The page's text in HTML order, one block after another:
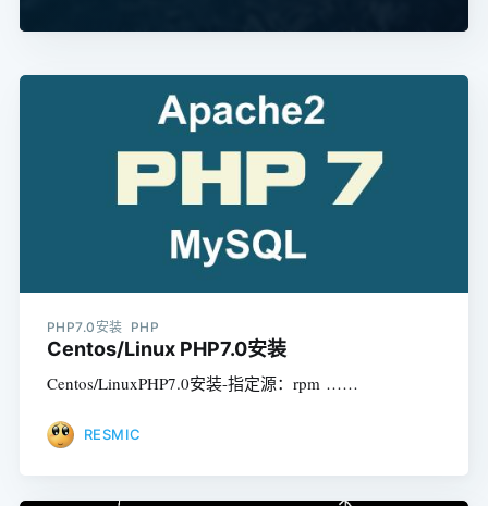
PHP7.0安装 PHP
Centos/Linux PHP7.0安装
Centos/LinuxPHP7.0安装-指定源：rpm ……
RESMIC